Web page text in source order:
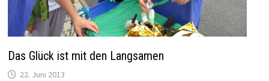
Das Glück ist mit den Langsamen
22. Juni 2013